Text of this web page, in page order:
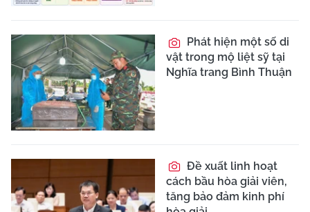
Dự luật đề xuất bỏ 40
điều kiện kinh doanh,
phân quyền mạnh cho
Xúc động lễ truy
điệu, an táng 10 hài cốt
liệt sĩ ở Hà Tĩnh